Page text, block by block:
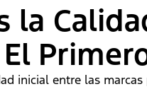
la
inicial entre las